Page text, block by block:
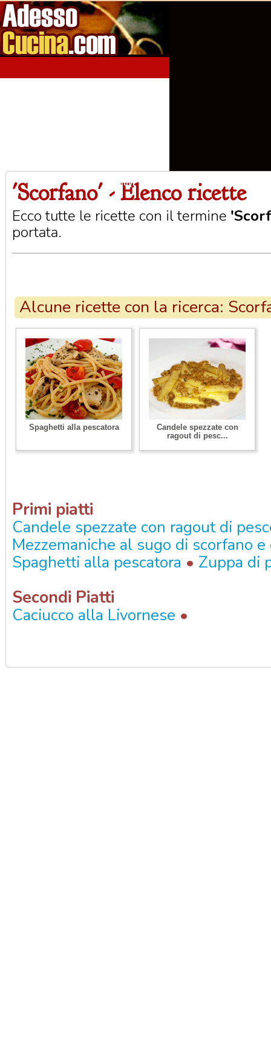
Home Aperitivi Primi Piatti
'Scorfano' - Elenco ricette
Ecco tutte le ricette con il termine
portata.
Alcune ricette con la ricerca:
Spaghetti alla pescatora
Candele spezzate con
ragout di pesc...
Primi piatti
Candele spezzate con ragout di
Mezzemaniche al sugo di scorfano
Spaghetti alla pescatora • Zuppa di
Secondi Piatti
Caciucco alla Livornese •